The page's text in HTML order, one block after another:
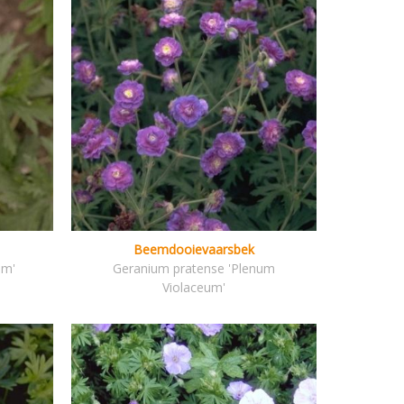
Beemdooievaarsbek
Geranium pratense 'Plenum
Violaceum'